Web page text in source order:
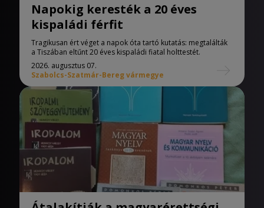
Napokig keresték a 20 éves
kispaládi férfit
Tragikusan ért véget a napok óta tartó kutatás: megtalálták
a Tiszában eltűnt 20 éves kispaládi fiatal holttestét.
2026. augusztus 07.
Szabolcs-Szatmár-Bereg vármegye